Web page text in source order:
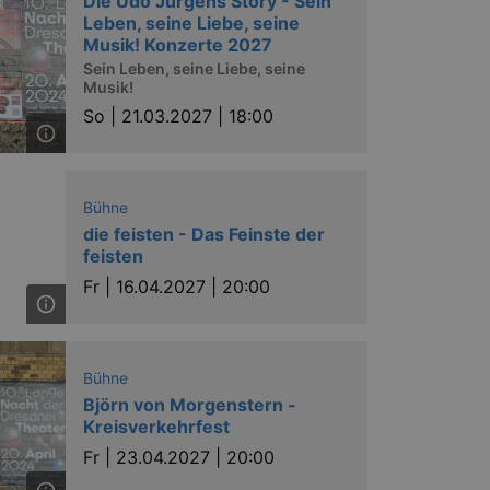
Leben, seine Liebe, seine
Musik! Konzerte 2027
Sein Leben, seine Liebe, seine
Musik!
So | 21.03.2027 | 18:00
Bühne
die feisten - Das Feinste der
feisten
Fr | 16.04.2027 | 20:00
Bühne
Björn von Morgenstern -
Kreisverkehrfest
Fr | 23.04.2027 | 20:00
after 10 minutes.
the end user uses the
may have seen before
from OneTrust. It
the site uses and
for the use of each